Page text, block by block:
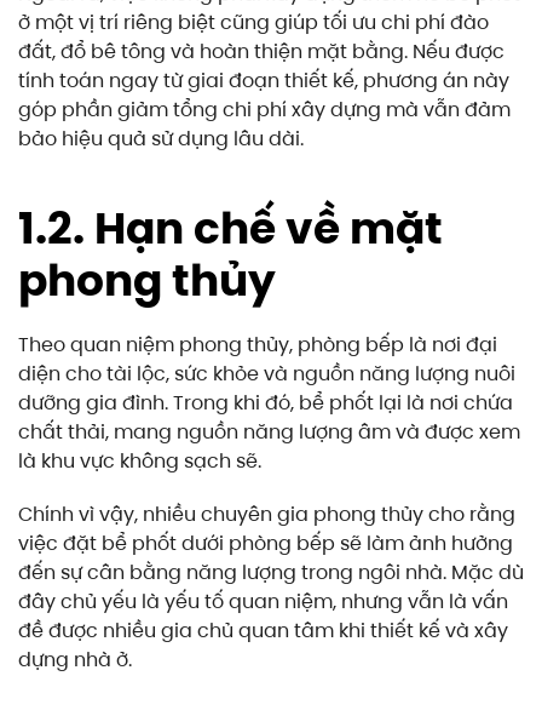
ở một vị trí riêng biệt cũng giúp tối ưu chi phí đào
đất, đổ bê tông và hoàn thiện mặt bằng. Nếu được
tính toán ngay từ giai đoạn thiết kế, phương án này
góp phần giảm tổng chi phí xây dựng mà vẫn đảm
bảo hiệu quả sử dụng lâu dài.
1.2. Hạn chế về mặt
phong thủy
Theo quan niệm phong thủy, phòng bếp là nơi đại
diện cho tài lộc, sức khỏe và nguồn năng lượng nuôi
dưỡng gia đình. Trong khi đó, bể phốt lại là nơi chứa
chất thải, mang nguồn năng lượng âm và được xem
là khu vực không sạch sẽ.
Chính vì vậy, nhiều chuyên gia phong thủy cho rằng
việc đặt bể phốt dưới phòng bếp sẽ làm ảnh hưởng
đến sự cân bằng năng lượng trong ngôi nhà. Mặc dù
đây chủ yếu là yếu tố quan niệm, nhưng vẫn là vấn
đề được nhiều gia chủ quan tâm khi thiết kế và xây
dựng nhà ở.